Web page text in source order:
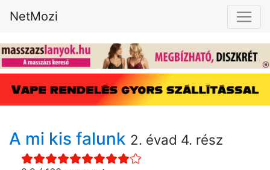
NetMozi
A mi kis falunk 2. évad 4. rész